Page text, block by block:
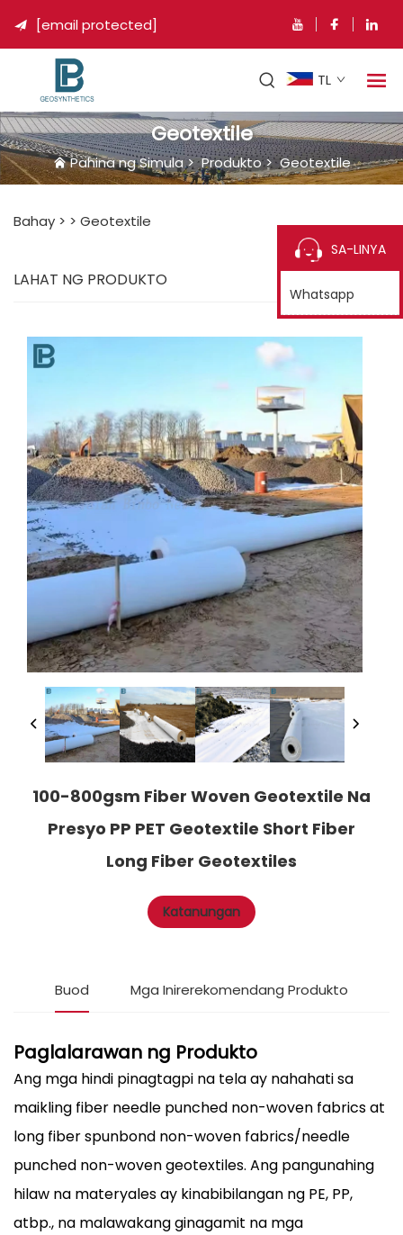
 [email protected]
TL
Geotextile
Pahina ng Simula>Produkto>Geotextile
Bahay > > Geotextile
LAHAT NG PRODUKTO
100-800gsm Fiber Woven Geotextile Na
Presyo PP PET Geotextile Short Fiber
Long Fiber Geotextiles
Katanungan
Buod Mga Inirerekomendang Produkto
Paglalarawan ng Produkto
Ang mga hindi pinagtagpi na tela ay nahahati sa
maikling fiber needle punched non-woven fabrics at
long fiber spunbond non-woven fabrics/needle
punched non-woven geotextiles. Ang pangunahing
hilaw na materyales ay kinabibilangan ng PE, PP,
atbp., na malawakang ginagamit na mga
SA-LINYA
Whatsapp